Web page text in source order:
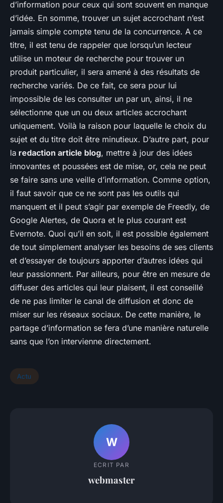
d’information pour ceux qui sont souvent en manque
d’idée. En somme, trouver un sujet accrochant n’est
jamais simple compte tenu de la concurrence. A ce
titre, il est tenu de rappeler que lorsqu’un lecteur
utilise un moteur de recherche pour trouver un
produit particulier, il sera amené à des résultats de
recherche variés. De ce fait, ce sera pour lui
impossible de les consulter un par un, ainsi, il ne
sélectionne que un ou deux articles accrochant
uniquement. Voilà la raison pour laquelle le choix du
sujet et du titre doit être minutieux. D’autre part, pour
la redaction article blog, mettre à jour des idées
innovantes et poussées est de mise, or, cela ne peut
se faire sans une veille d’information. Comme option,
il faut savoir que ce ne sont pas les outils qui
manquent et il peut s’agir par exemple de Freedly, de
Google Alertes, de Quora et le plus courant est
Evernote. Quoi qu’il en soit, il est possible également
de tout simplement analyser les besoins de ses clients
et d’essayer de toujours apporter d’autres idées qui
leur passionnent. Par ailleurs, pour être en mesure de
diffuser des articles qui leur plaisent, il est conseillé
de ne pas limiter le canal de diffusion et donc de
miser sur les réseaux sociaux. De cette manière, le
partage d’information se fera d’une manière naturelle
sans que l’on intervienne directement.
Actu
W
ECRIT PAR
webmaster